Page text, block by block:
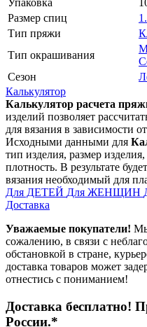
Размер спиц
Тип пряжи
Тип окрашивания
Сезон
Калькулятор
Калькулятор расчета
изделий позволяет
для вязания в зависимости
Исходными данными для
тип изделия, размер
плотность. В результате
вязания необходимый для
Для ДЕТЕЙ Для ЖЕНЩИН
Доставка
Уважаемые покупатели!
сожалению, в связи с
обстановкой в стране,
доставка товаров может
отнестись с пониманием!
Доставка бесплатно!
России.*